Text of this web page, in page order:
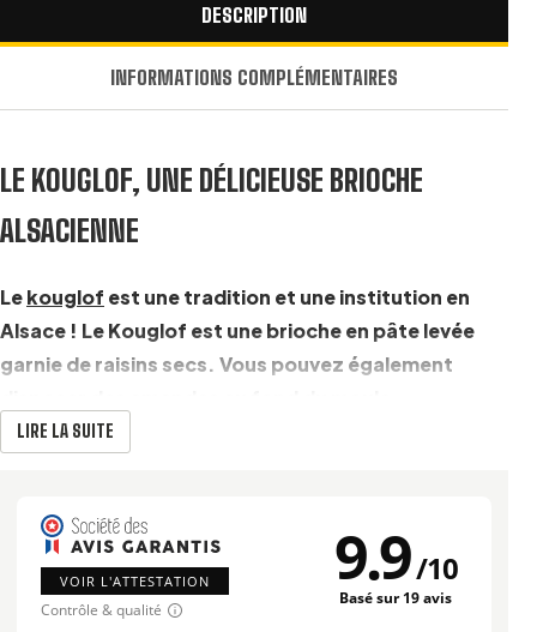
DESCRIPTION
INFORMATIONS COMPLÉMENTAIRES
LE KOUGLOF, UNE DÉLICIEUSE BRIOCHE
ALSACIENNE
Lekouglof est une tradition et une institution en
Alsace ! Le Kouglof est une brioche en pâte levée
garnie de raisins secs. Vous pouvez également
Il existe plusieurs légendes qui permettraient d’expliquer
Certains prétendent que la recette du Kouglof a été
importée d’Autriche par la Reine Marie-Antoinette,
d’autres qu’elle a été créée par les rois mages lors d’un
passage en terre d’Alsace.
LIRE LA SUITE
VOIR L'ATTESTATION
Contrôle & qualité
9.9/10
Basé sur 19 avis